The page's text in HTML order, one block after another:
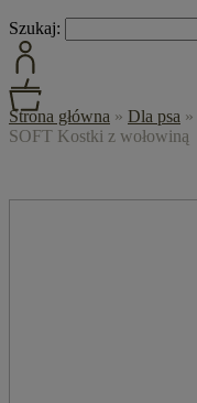
Szukaj:
Strona główna » Dla psa »
SOFT Kostki z wołowiną